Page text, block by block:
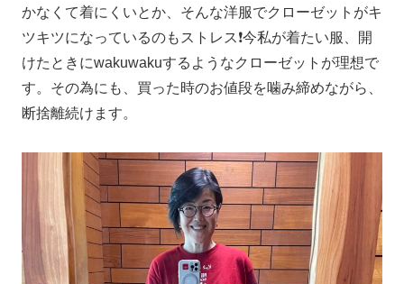
かなくて着にくいとか、そんな洋服でクローゼットがキ
ツキツになっているのもストレス❗️今私が着たい服、開
けたときにwakuwakuするようなクローゼットが理想で
す。その為にも、買った時のお値段を噛み締めながら、
断捨離続けます。